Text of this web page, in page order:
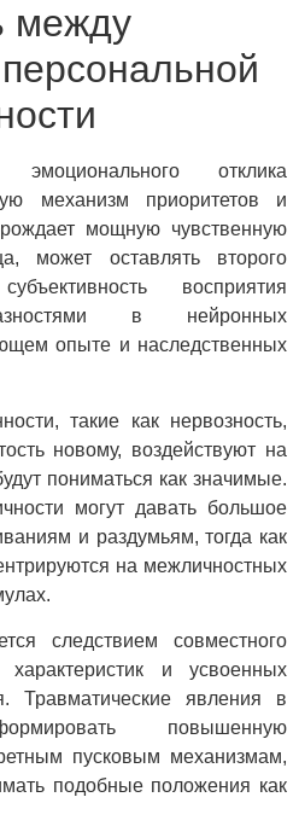
между
отклика
механизм приоритетов и
мощную чувственную
может оставлять второго
восприятия
в нейронных
опыте и наследственных
такие как нервозность,
новому, воздействуют на
пониматься как значимые.
могут давать большое
и раздумьям, тогда как
на межличностных
следствием совместного
характеристик и усвоенных
Травматические явления в
повышенную
пусковым механизмам,
подобные положения как